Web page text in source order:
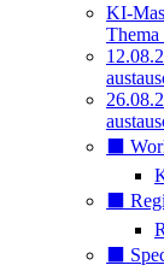
KI-
⬛️
⬛️
⬛️